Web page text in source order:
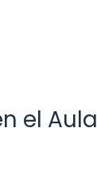
el Aula